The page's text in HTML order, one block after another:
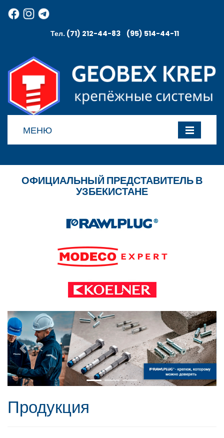
Тел. (71) 212-44-83 (95) 514-44-11
МЕНЮ
ОФИЦИАЛЬНЫЙ ПРЕДСТАВИТЕЛЬ В
УЗБЕКИСТАНЕ
Продукция